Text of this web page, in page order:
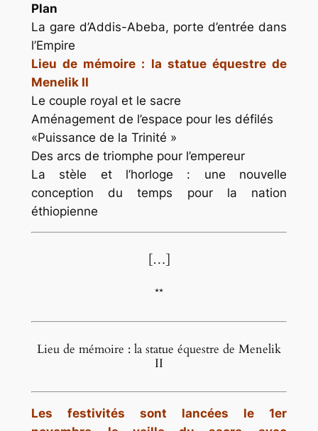
Plan
La gare d’Addis-Abeba, porte d’entrée dans
l’Empire
Lieu de mémoire : la statue équestre de
Menelik II
Le couple royal et le sacre
Aménagement de l’espace pour les défilés
«Puissance de la Trinité »
Des arcs de triomphe pour l’empereur
La stèle et l’horloge : une nouvelle
conception du temps pour la nation
éthiopienne
[…]
**
Lieu de mémoire : la statue équestre de Menelik
II
Les festivités sont lancées le 1er